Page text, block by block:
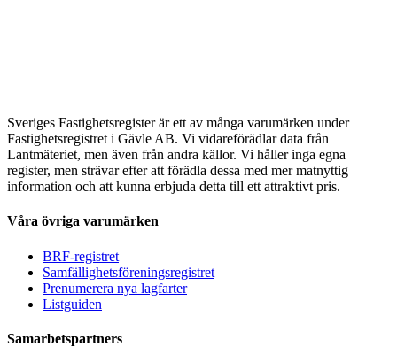
Sveriges Fastighetsregister är ett av många varumärken under
Fastighetsregistret i Gävle AB. Vi vidareförädlar data från
Lantmäteriet, men även från andra källor. Vi håller inga egna
register, men strävar efter att förädla dessa med mer matnyttig
information och att kunna erbjuda detta till ett attraktivt pris.
Våra övriga varumärken
BRF-registret
Samfällighetsföreningsregistret
Prenumerera nya lagfarter
Listguiden
Samarbetspartners